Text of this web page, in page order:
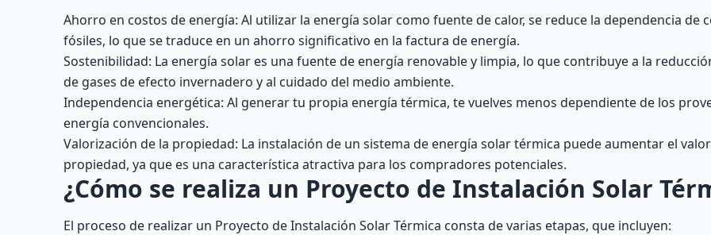
Ahorro en costos de energía: Al utilizar la energía solar como fuente de calor, se reduce la dependencia de
fósiles, lo que se traduce en un ahorro significativo en la factura de energía.
Sostenibilidad: La energía solar es una fuente de energía renovable y limpia, lo que contribuye a la
de gases de efecto invernadero y al cuidado del medio ambiente.
Independencia energética: Al generar tu propia energía térmica, te vuelves menos dependiente de los
energía convencionales.
Valorización de la propiedad: La instalación de un sistema de energía solar térmica puede aumentar el
propiedad, ya que es una característica atractiva para los compradores potenciales.
¿Cómo se realiza un Proyecto de Instalación Solar
El proceso de realizar un Proyecto de Instalación Solar Térmica consta de varias etapas, que incluyen: